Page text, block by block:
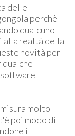
delle
perchè
qualcuno
alla realtà della
novità per
molto
poi modo di
il